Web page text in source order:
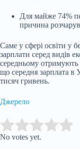
Для майже 74%
причина
Саме у сфері освіти у
зарплати серед видів
середньому отримують
що середня зарплата в
тисяч гривень.
Джерело
Rate this item:
No votes yet.